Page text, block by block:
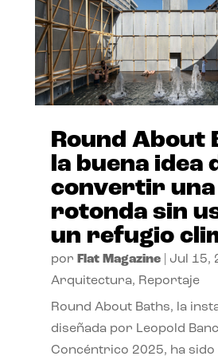
Round About
la buena idea
convertir una
rotonda sin
un refugio
por Flat Magazine| Jul 15,
Arquitectura, Reportaje
Round About Baths, la
diseñada por Leopold
Concéntrico 2025, ha sido